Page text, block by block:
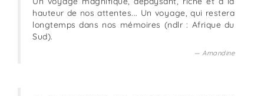
hauteur de nos attentes... Un voyage, qui restera
longtemps dans nos mémoires (ndlr : Afrique du
Sud).
Amandine